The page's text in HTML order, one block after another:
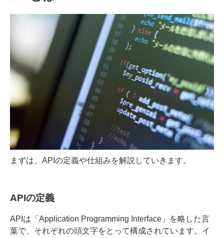
まずは、APIの定義や仕組みを解説していきます。
APIの定義
APIは「Application Programming Interface」を略した言
葉で、それぞれの頭文字をとって構成されています。イ